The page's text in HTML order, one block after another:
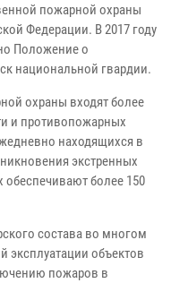
пожарной охраны
Федерации. В 2017 году
Положение о
национальной гвардии.
охраны входят более
и противопожарных
находящихся в
экстренных
более 150
состава во многом
эксплуатации объектов
пожаров в